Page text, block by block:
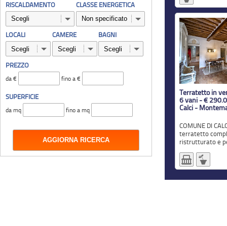
RISCALDAMENTO CLASSE ENERGETICA
LOCALI CAMERE BAGNI
PREZZO
da € fino a €
SUPERFICIE
da mq fino a mq
Terratetto in
6 vani - €
Calci -
COMUNE DI CALCI: Affascinante
terratetto
ristrutturato e